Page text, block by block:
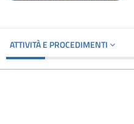
ATTIVITÀ E PROCEDIMENTI